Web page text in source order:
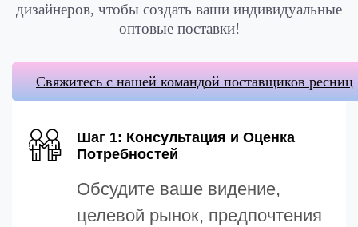
дизайнеров, чтобы создать ваши индивидуальные
оптовые поставки!
Свяжитесь с нашей командой поставщиков ресниц
Шаг 1: Консультация и Оценка
Потребностей
Обсудите ваше видение,
целевой рынок, предпочтения